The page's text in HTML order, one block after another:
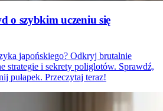
o szybkim uczeniu się
japońskiego? Odkryj brutalnie
strategie i sekrety poliglotów. Sprawdź,
pułapek. Przeczytaj teraz!